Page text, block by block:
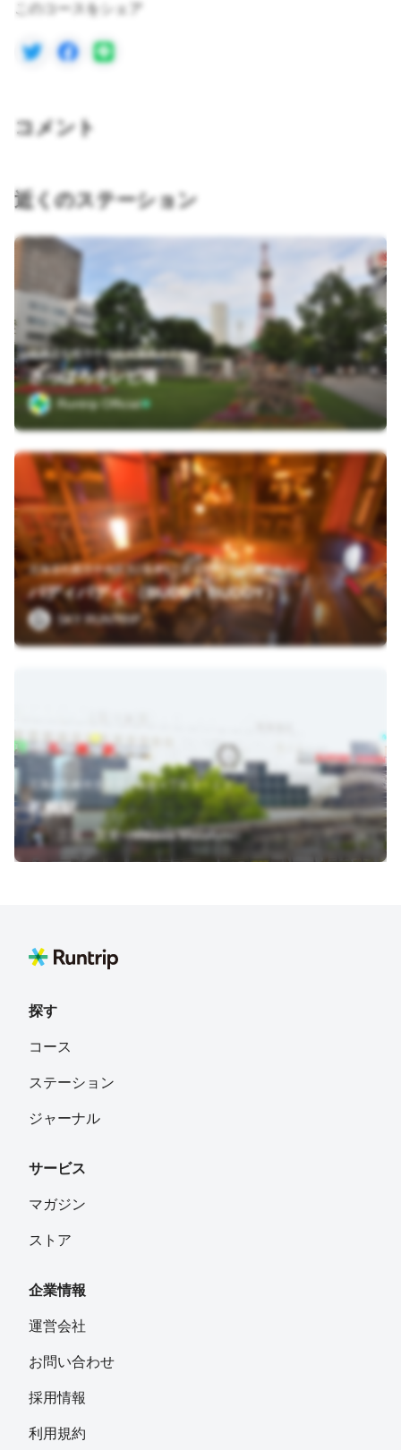
このコースをシェア
コメント
近くのステーション
北海道札幌市中央区大通西３丁目
さっぽろテレビ塔
Runtrip Official
北海道札幌市中央区北2条東1丁目 石狩街道沿い(西向き)
バディバディ （BUDDY BUDDY）
SKY RUNTRIP
北海道札幌市北区北６条西４丁目２－１３
札幌駅
三河 賢文（Mikawa Masafumi）
探す
コース
ステーション
ジャーナル
サービス
マガジン
ストア
企業情報
運営会社
お問い合わせ
採用情報
利用規約